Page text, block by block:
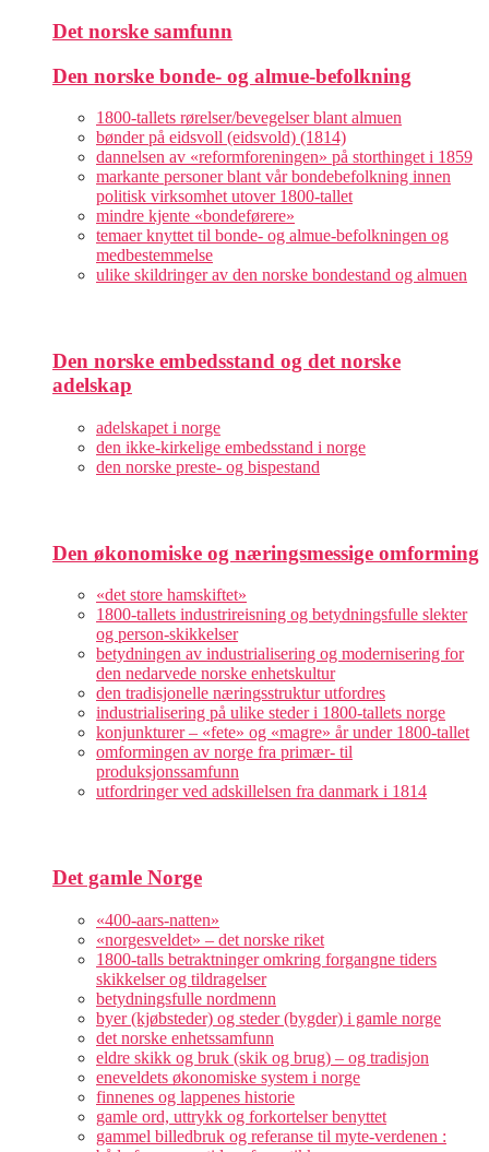
Det norske samfunn
Den norske bonde- og almue-befolkning
1800-tallets rørelser/bevegelser blant almuen
bønder på eidsvoll (eidsvold) (1814)
dannelsen av «reformforeningen» på storthinget i 1859
markante personer blant vår bondebefolkning innen
politisk virksomhet utover 1800-tallet
mindre kjente «bondeførere»
temaer knyttet til bonde- og almue-befolkningen og
medbestemmelse
ulike skildringer av den norske bondestand og almuen
Den norske embedsstand og det norske
adelskap
adelskapet i norge
den ikke-kirkelige embedsstand i norge
den norske preste- og bispestand
Den økonomiske og næringsmessige omforming
«det store hamskiftet»
1800-tallets industrireisning og betydningsfulle slekter
og person-skikkelser
betydningen av industrialisering og modernisering for
den nedarvede norske enhetskultur
den tradisjonelle næringsstruktur utfordres
industrialisering på ulike steder i 1800-tallets norge
konjunkturer – «fete» og «magre» år under 1800-tallet
omformingen av norge fra primær- til
produksjonssamfunn
utfordringer ved adskillelsen fra danmark i 1814
Det gamle Norge
«400-aars-natten»
«norgesveldet» – det norske riket
1800-talls betraktninger omkring forgangne tiders
skikkelser og tildragelser
betydningsfulle nordmenn
byer (kjøbsteder) og steder (bygder) i gamle norge
det norske enhetssamfunn
eldre skikk og bruk (skik og brug) – og tradisjon
eneveldets økonomiske system i norge
finnenes og lappenes historie
gamle ord, uttrykk og forkortelser benyttet
gammel billedbruk og referanse til myte-verdenen :